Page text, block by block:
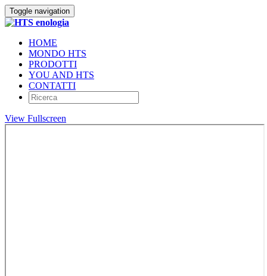
Toggle navigation
HOME
MONDO HTS
PRODOTTI
YOU AND HTS
CONTATTI
View Fullscreen